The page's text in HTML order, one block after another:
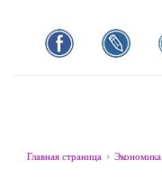
Главная страница Экономика